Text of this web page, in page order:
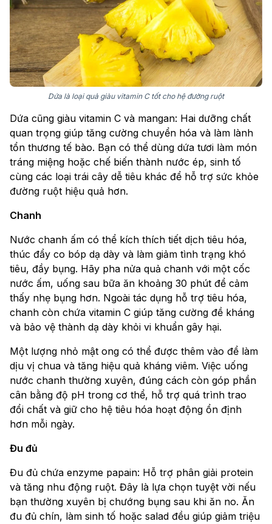
Dứa là loại quả giàu vitamin C tốt cho hệ đường ruột
Dứa cũng giàu vitamin C và mangan: Hai dưỡng chất
quan trọng giúp tăng cường chuyển hóa và làm lành
tổn thương tế bào. Bạn có thể dùng dứa tươi làm món
tráng miệng hoặc chế biến thành nước ép, sinh tố
cùng các loại trái cây dễ tiêu khác để hỗ trợ sức khỏe
đường ruột hiệu quả hơn.
Chanh
Nước chanh ấm có thể kích thích tiết dịch tiêu hóa,
thúc đẩy co bóp dạ dày và làm giảm tình trạng khó
tiêu, đầy bụng. Hãy pha nửa quả chanh với một cốc
nước ấm, uống sau bữa ăn khoảng 30 phút để cảm
thấy nhẹ bụng hơn. Ngoài tác dụng hỗ trợ tiêu hóa,
chanh còn chứa vitamin C giúp tăng cường đề kháng
và bảo vệ thành dạ dày khỏi vi khuẩn gây hại.
Một lượng nhỏ mật ong có thể được thêm vào để làm
dịu vị chua và tăng hiệu quả kháng viêm. Việc uống
nước chanh thường xuyên, đúng cách còn góp phần
cân bằng độ pH trong cơ thể, hỗ trợ quá trình trao
đổi chất và giữ cho hệ tiêu hóa hoạt động ổn định
hơn mỗi ngày.
Đu đủ
Đu đủ chứa enzyme papain: Hỗ trợ phân giải protein
và tăng nhu động ruột. Đây là lựa chọn tuyệt vời nếu
bạn thường xuyên bị chướng bụng sau khi ăn no. Ăn
đu đủ chín, làm sinh tố hoặc salad đều giúp giảm triệu